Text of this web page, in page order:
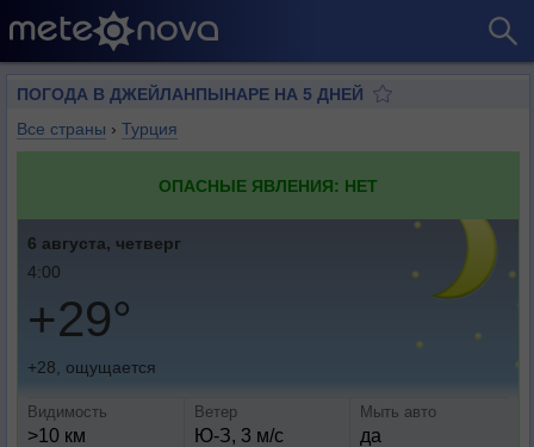
ПОГОДА В ДЖЕЙЛАНПЫНАРЕ НА 5 ДНЕЙ
Все страны › Турция
ОПАСНЫЕ ЯВЛЕНИЯ: НЕТ
6 августа, четверг
4:00
+29°
+28, ощущается
Видимость
>10 км
Ветер
Ю-З, 3 м/с
Мыть авто
да